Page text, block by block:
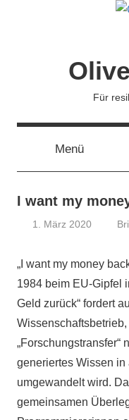
Für
Menü
I want my
1. März 2020
„I want my money
1984 beim EU-Gipfel
Geld zurück“ fordert
„Forschungstransfer“
generiertes Wissen
umgewandelt wird.
gemeinsamen